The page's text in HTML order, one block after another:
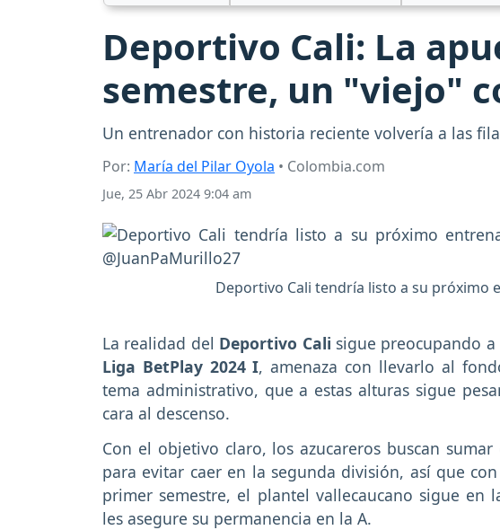
Deportivo Cali: La
semestre, un "viejo"
Un entrenador con historia reciente volvería a las
Por: María del Pilar Oyola • Colombia.com
Jue, 25 Abr 2024 9:04 am
Deportivo Cali tendría listo a su próximo
La realidad del Deportivo Cali sigue preocupando
Liga BetPlay 2024 I, amenaza con llevarlo al
tema administrativo, que a estas alturas sigue
cara al descenso.
Con el objetivo claro, los azucareros buscan
para evitar caer en la segunda división, así que
primer semestre, el plantel vallecaucano sigue en
les asegure su permanencia en la A.